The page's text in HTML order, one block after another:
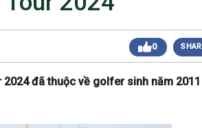
Đình lần 1 (Family Golf Tournament
nghiệp và Thương hiệu Việt Nam
Vietnam Cup 22)
các CLB toàn quốc Lần 1
0
đã thuộc về golfer sinh năm